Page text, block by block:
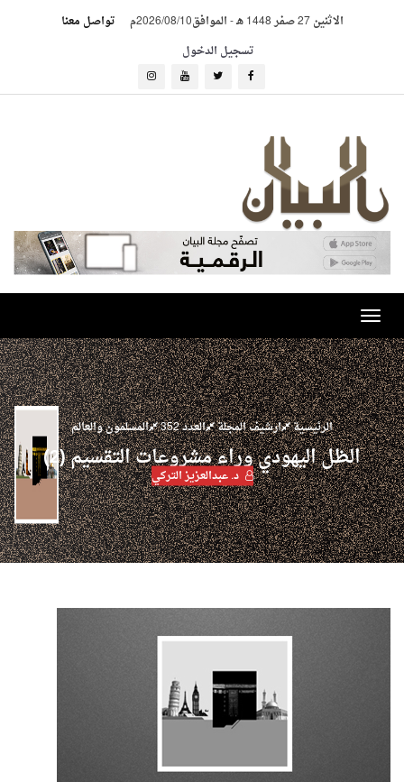
الاثنين 27 صفر 1448 هـ -الموافق2026/08/10م
تواصل معنا
تسجيل الدخول
Toggle
navigation
الرئيسية ارشيف المجلة العدد 352 المسلمون والعالم
الظل اليهودي وراء مشروعات التقسيم (2)
د. عبدالعزيز التركي